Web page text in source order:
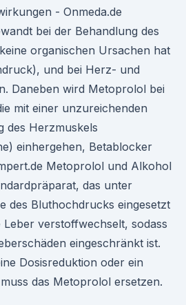
- Onmeda.de
bei der Behandlung des
organischen Ursachen hat
und bei Herz- und
Daneben wird Metoprolol bei
mit einer unzureichenden
des Herzmuskels
einhergehen, Betablocker
Metoprolol und Alkohol
das unter
des Bluthochdrucks eingesetzt
verstoffwechselt, sodass
eingeschränkt ist.
Dosisreduktion oder ein
das Metoprolol ersetzen.